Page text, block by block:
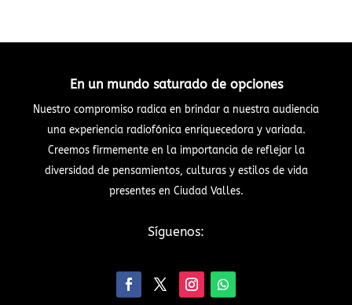
En un mundo saturado de opciones
Nuestro compromiso radica en brindar a nuestra audiencia
una experiencia radiofónica enriquecedora y variada.
Creemos firmemente en la importancia de reflejar la
diversidad de pensamientos, culturas y estilos de vida
presentes en Ciudad Valles.
Síguenos: